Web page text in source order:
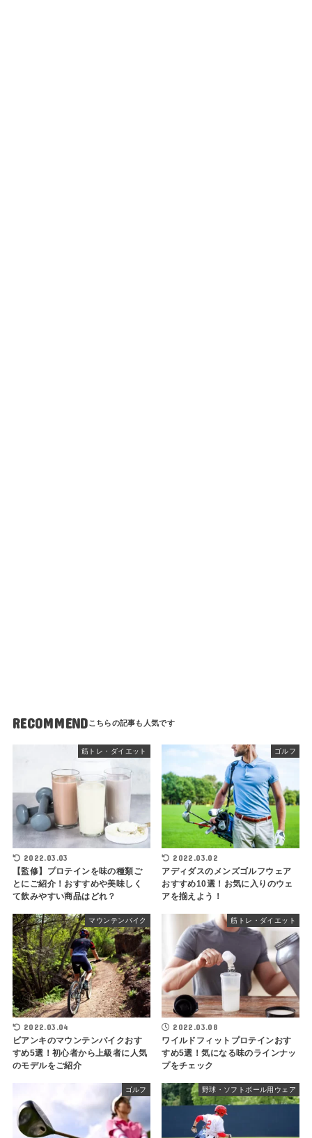
RECOMMEND
筋トレ・ダイエット
2022.03.03
【監修】プロテインを味の種類ご
とにご紹介！おすすめや美味しく
て飲みやすい商品はどれ？
ゴルフ
2022.03.02
アディダスのメンズゴルフウェア
おすすめ10選！お気に入りのウェ
アを揃えよう！
マウンテンバイク
2022.03.04
ビアンキのマウンテンバイクおす
すめ5選！初心者から上級者に人気
のモデルをご紹介
筋トレ・ダイエット
2022.03.08
ワイルドフィットプロテインおす
すめ5選！気になる味のラインナッ
プをチェック
ゴルフ 野球・ソフトボール用ウェア